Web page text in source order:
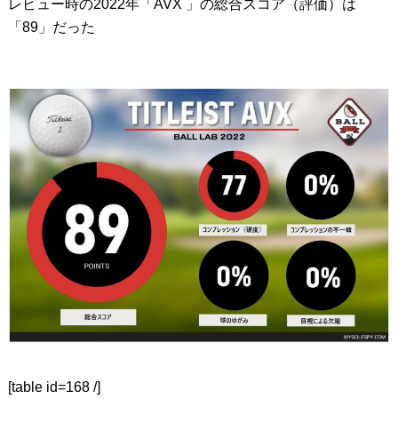
レビュー時の2022年「AVX 」の総合スコア（評価）は
「89」だった
[table id=168 /]